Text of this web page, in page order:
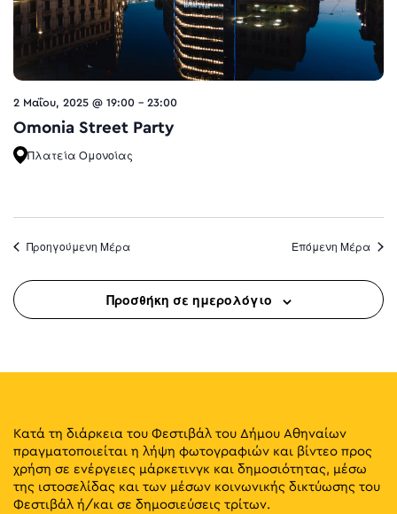
2 Μαΐου, 2025 @ 19:00 - 23:00
Omonia Street Party
Πλατεία Ομονοίας
Προηγούμενη Μέρα Επόμενη Μέρα
Προσθήκη σε ημερολόγιο
Κατά τη διάρκεια του Φεστιβάλ του Δήμου Αθηναίων
πραγματοποιείται η λήψη φωτογραφιών και βίντεο προς
χρήση σε ενέργειες μάρκετινγκ και δημοσιότητας, μέσω
της ιστοσελίδας και των μέσων κοινωνικής δικτύωσης του
Φεστιβάλ ή/και σε δημοσιεύσεις τρίτων.